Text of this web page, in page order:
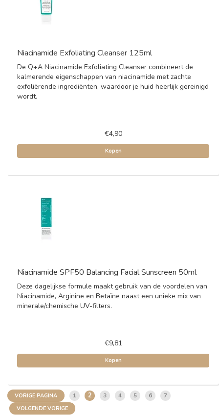
Niacinamide Exfoliating Cleanser 125ml
De Q+A Niacinamide Exfoliating Cleanser combineert de
kalmerende eigenschappen van niacinamide met zachte
exfoliërende ingrediënten, waardoor je huid heerlijk gereinigd
wordt.
€4,90
Kopen
Niacinamide SPF50 Balancing Facial Sunscreen 50ml
Deze dagelijkse formule maakt gebruik van de voordelen van
Niacinamide, Arginine en Betaïne naast een unieke mix van
minerale/chemische UV-filters.
€9,81
Kopen
VORIGE PAGINA 1 2 3 4 5 6 7
VOLGENDE VORIGE